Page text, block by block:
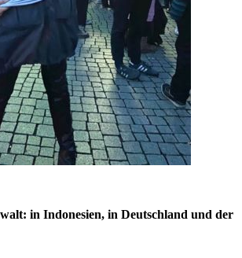
in Indonesien, in Deutschland und der